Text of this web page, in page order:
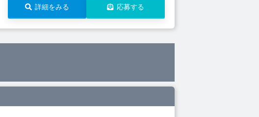
詳細をみる 応募する